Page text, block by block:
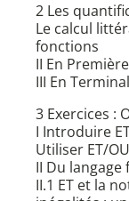
2 Les
Le calcul
fonctions
II En Première
III En
3 Exercices :
I Introduire
Utiliser ET/OU
II Du
II.1 ET et la